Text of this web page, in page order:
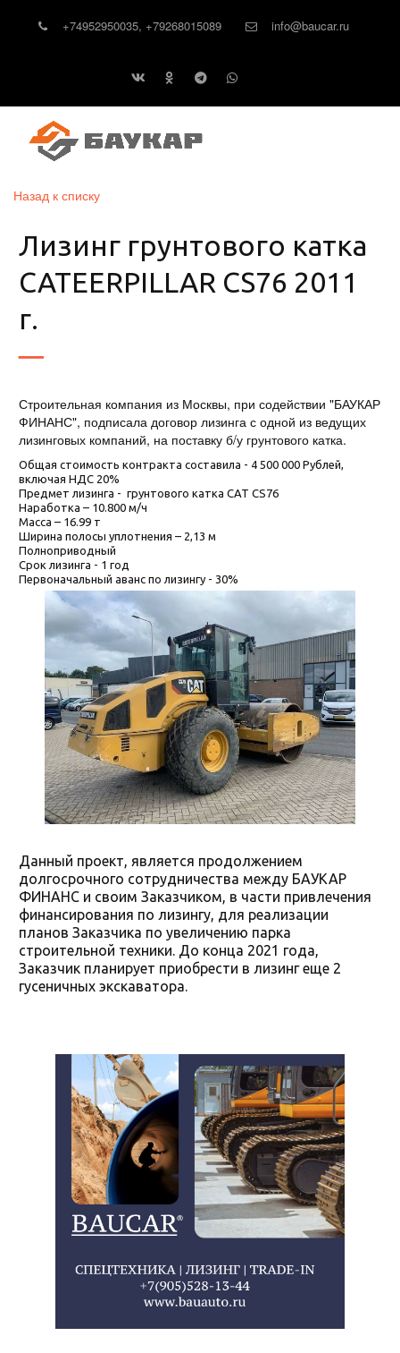
+74952950035, +79268015089 info@baucar.ru
Назад к списку
Лизинг грунтового катка
CATEERPILLAR CS76 2011
г.
Строительная компания из Москвы, при содействии "БАУКАР
ФИНАНС", подписала договор лизинга с одной из ведущих
лизинговых компаний, на поставку б/у грунтового катка.
Общая стоимость контракта составила - 4 500 000 Рублей,
включая НДС 20%
Предмет лизинга - грунтового катка CAT CS76
Наработка – 10.800 м/ч
Масса – 16.99 т
Ширина полосы уплотнения – 2,13 м
Полноприводный
Срок лизинга - 1 год
Первоначальный аванс по лизингу - 30%
Данный проект, является продолжением
долгосрочного сотрудничества между БАУКАР
ФИНАНС и своим Заказчиком, в части привлечения
финансирования по лизингу, для реализации
планов Заказчика по увеличению парка
строительной техники. До конца 2021 года,
Заказчик планирует приобрести в лизинг еще 2
гусеничных экскаватора.